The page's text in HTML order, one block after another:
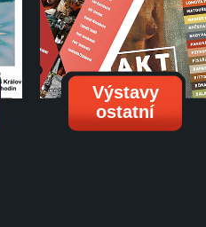
Výstavy
ostatní